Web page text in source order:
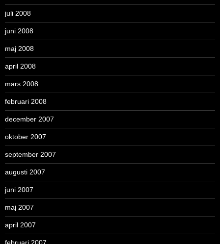
juli 2008
juni 2008
maj 2008
april 2008
mars 2008
februari 2008
december 2007
oktober 2007
september 2007
augusti 2007
juni 2007
maj 2007
april 2007
februari 2007